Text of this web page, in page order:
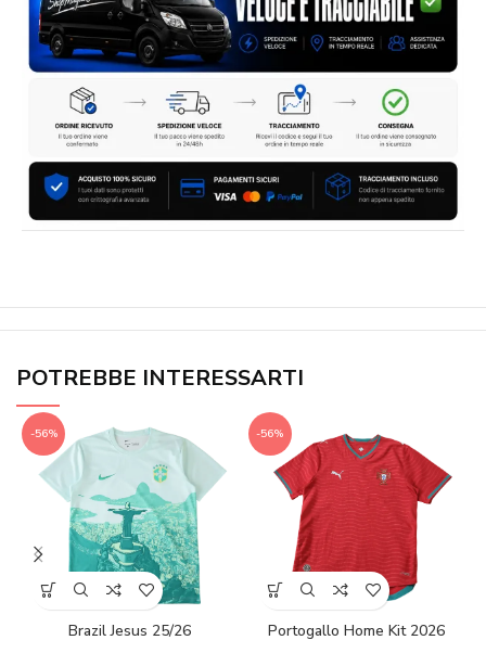
POTREBBE INTERESSARTI
-56%
Brazil Jesus 25/26
-56%
Portogallo Home Kit 2026